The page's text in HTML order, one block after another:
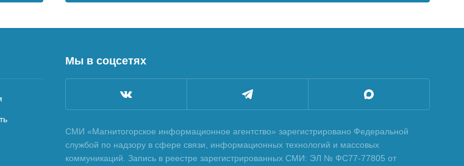
Мы в соцсетях
СМИ «Магнитогорское информационное агентство» зарегистрировано Федеральной
службой по надзору в сфере связи, информационных технологий и массовых
коммуникаций. Запись в реестре зарегистрированных СМИ: ЭЛ № ФС77-77805 от